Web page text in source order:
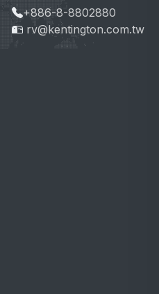
+886-8-8802880
rv@kentington.com.tw